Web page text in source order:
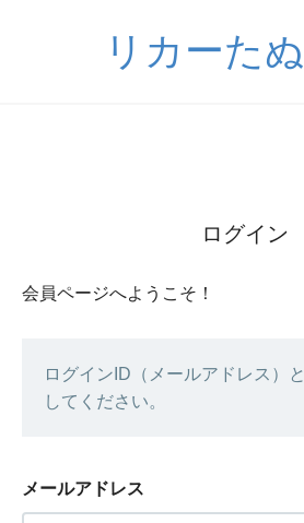
リカーた
ログイン
会員ページへようこそ！
ログインID（メールアドレス）
してください。
メールアドレス